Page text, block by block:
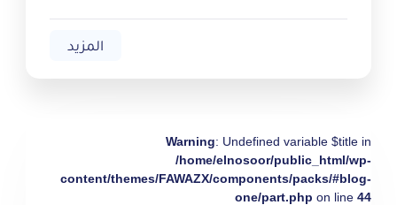
المزيد
Warning: Undefined variable $title in
/home/elnosoor/public_html/wp-
content/themes/FAWAZX/components/packs/#blog-
one/part.php on line 44